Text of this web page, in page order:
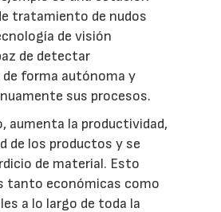
tratamiento de nudos
de visión
de detectar
forma autónoma y
sus procesos.
aumenta la productividad,
de los productos y se
de material. Esto
tanto económicas como
a lo largo de toda la